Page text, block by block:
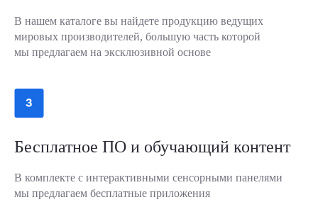
В нашем каталоге вы найдете продукцию ведущих
мировых производителей, большую часть которой
мы предлагаем на эксклюзивной основе
Бесплатное ПО и обучающий контент
В комплекте с интерактивными сенсорными панелями
мы предлагаем бесплатные приложения